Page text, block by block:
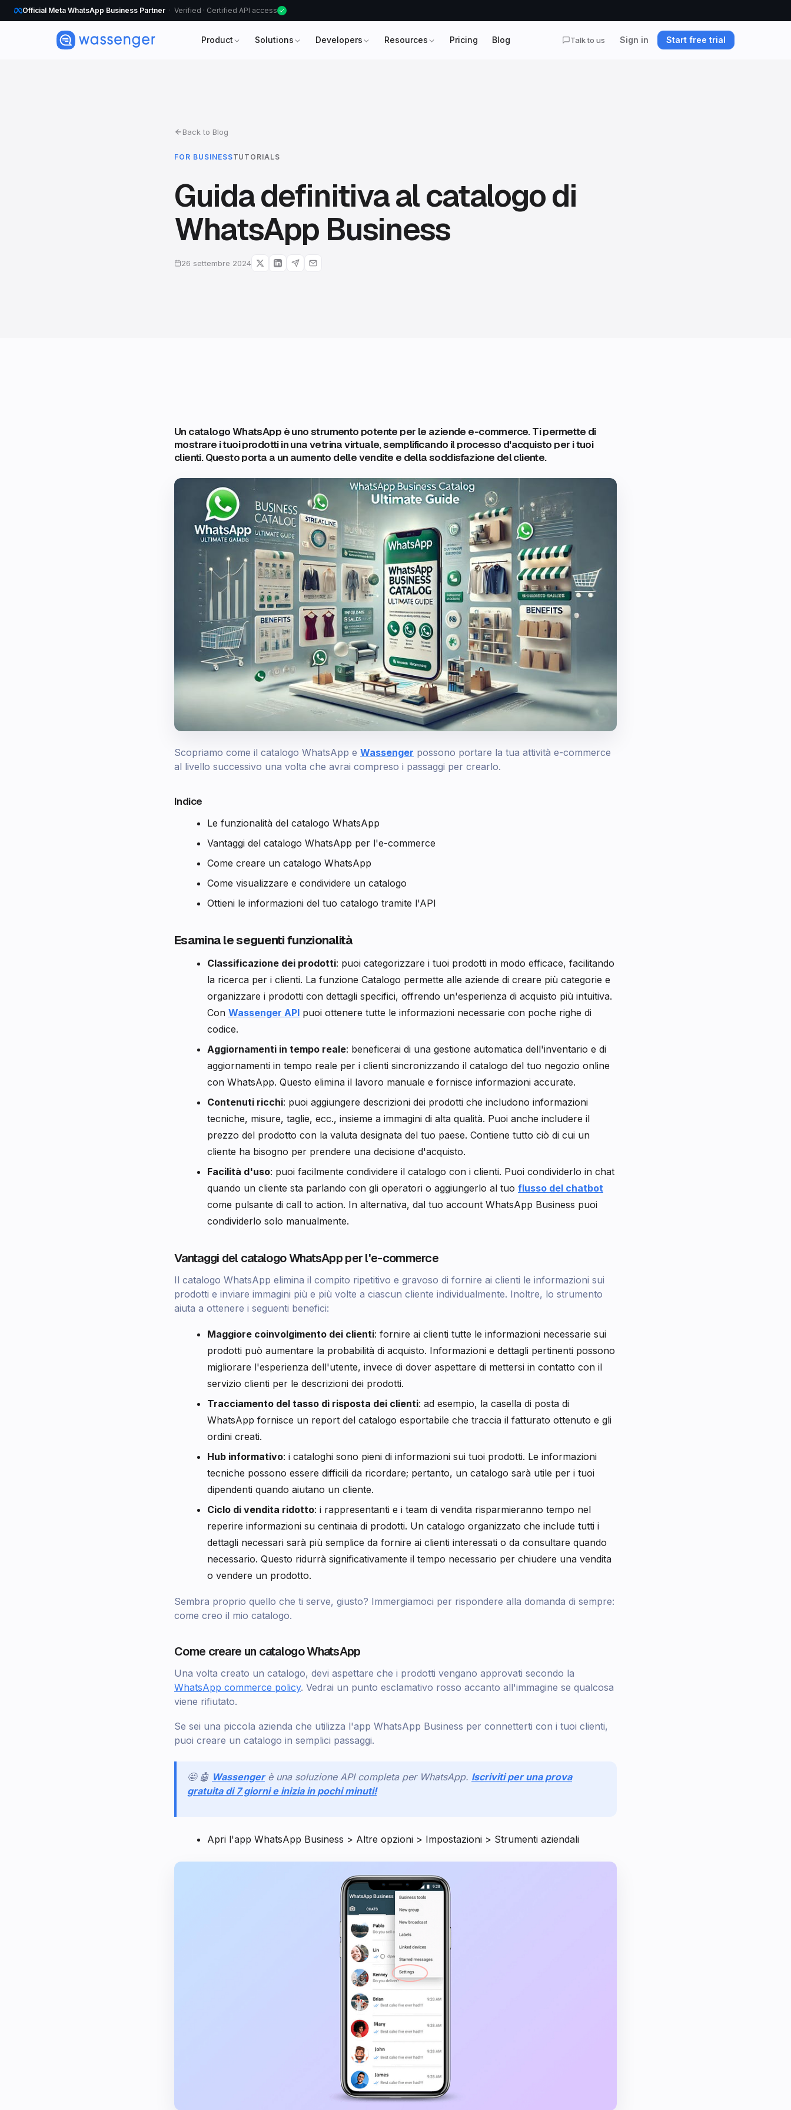
Official Meta WhatsApp Business Partner Verified · Certified API access
Product Solutions Developers Resources Pricing Blog Talk to us Sign in Start free trial
Back to Blog
FOR BUSINESSTUTORIALS
Guida definitiva al catalogo di
WhatsApp Business
26 settembre 2024
Un catalogo WhatsApp è uno strumento potente per le aziende e-commerce. Ti permette di
mostrare i tuoi prodotti in una vetrina virtuale, semplificando il processo d'acquisto per i tuoi
clienti. Questo porta a un aumento delle vendite e della soddisfazione del cliente.
Scopriamo come il catalogo WhatsApp e Wassenger possono portare la tua attività e-commerce
al livello successivo una volta che avrai compreso i passaggi per crearlo.
Indice
Le funzionalità del catalogo WhatsApp
Vantaggi del catalogo WhatsApp per l'e-commerce
Come creare un catalogo WhatsApp
Come visualizzare e condividere un catalogo
Ottieni le informazioni del tuo catalogo tramite l'API
Esamina le seguenti funzionalità
Classificazione dei prodotti: puoi categorizzare i tuoi prodotti in modo efficace, facilitando
la ricerca per i clienti. La funzione Catalogo permette alle aziende di creare più categorie e
organizzare i prodotti con dettagli specifici, offrendo un'esperienza di acquisto più intuitiva.
Con Wassenger API puoi ottenere tutte le informazioni necessarie con poche righe di
codice.
Aggiornamenti in tempo reale: beneficerai di una gestione automatica dell'inventario e di
aggiornamenti in tempo reale per i clienti sincronizzando il catalogo del tuo negozio online
con WhatsApp. Questo elimina il lavoro manuale e fornisce informazioni accurate.
Contenuti ricchi: puoi aggiungere descrizioni dei prodotti che includono informazioni
tecniche, misure, taglie, ecc., insieme a immagini di alta qualità. Puoi anche includere il
prezzo del prodotto con la valuta designata del tuo paese. Contiene tutto ciò di cui un
cliente ha bisogno per prendere una decisione d'acquisto.
Facilità d'uso: puoi facilmente condividere il catalogo con i clienti. Puoi condividerlo in chat
quando un cliente sta parlando con gli operatori o aggiungerlo al tuo flusso del chatbot
come pulsante di call to action. In alternativa, dal tuo account WhatsApp Business puoi
condividerlo solo manualmente.
Vantaggi del catalogo WhatsApp per l'e-commerce
Il catalogo WhatsApp elimina il compito ripetitivo e gravoso di fornire ai clienti le informazioni sui
prodotti e inviare immagini più e più volte a ciascun cliente individualmente. Inoltre, lo strumento
aiuta a ottenere i seguenti benefici:
Maggiore coinvolgimento dei clienti: fornire ai clienti tutte le informazioni necessarie sui
prodotti può aumentare la probabilità di acquisto. Informazioni e dettagli pertinenti possono
migliorare l'esperienza dell'utente, invece di dover aspettare di mettersi in contatto con il
servizio clienti per le descrizioni dei prodotti.
Tracciamento del tasso di risposta dei clienti: ad esempio, la casella di posta di
WhatsApp fornisce un report del catalogo esportabile che traccia il fatturato ottenuto e gli
ordini creati.
Hub informativo: i cataloghi sono pieni di informazioni sui tuoi prodotti. Le informazioni
tecniche possono essere difficili da ricordare; pertanto, un catalogo sarà utile per i tuoi
dipendenti quando aiutano un cliente.
Ciclo di vendita ridotto: i rappresentanti e i team di vendita risparmieranno tempo nel
reperire informazioni su centinaia di prodotti. Un catalogo organizzato che include tutti i
dettagli necessari sarà più semplice da fornire ai clienti interessati o da consultare quando
necessario. Questo ridurrà significativamente il tempo necessario per chiudere una vendita
o vendere un prodotto.
Sembra proprio quello che ti serve, giusto? Immergiamoci per rispondere alla domanda di sempre:
come creo il mio catalogo.
Come creare un catalogo WhatsApp
Una volta creato un catalogo, devi aspettare che i prodotti vengano approvati secondo la
WhatsApp commerce policy. Vedrai un punto esclamativo rosso accanto all'immagine se qualcosa
viene rifiutato.
Se sei una piccola azienda che utilizza l'app WhatsApp Business per connetterti con i tuoi clienti,
puoi creare un catalogo in semplici passaggi.
🤩 🤖 Wassenger è una soluzione API completa per WhatsApp. Iscriviti per una prova
gratuita di 7 giorni e inizia in pochi minuti!
Apri l'app WhatsApp Business > Altre opzioni > Impostazioni > Strumenti aziendali